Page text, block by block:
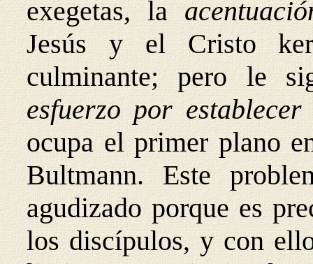
exegetas, la
Jesús y el Cristo
culminante; pero le
esfuerzo por
ocupa el primer plano
Bultmann. Este
agudizado porque es
los discípulos, y con